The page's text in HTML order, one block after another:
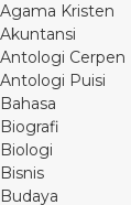
Agama Kristen
Akuntansi
Antologi Cerpen
Antologi Puisi
Bahasa
Biografi
Biologi
Bisnis
Budaya